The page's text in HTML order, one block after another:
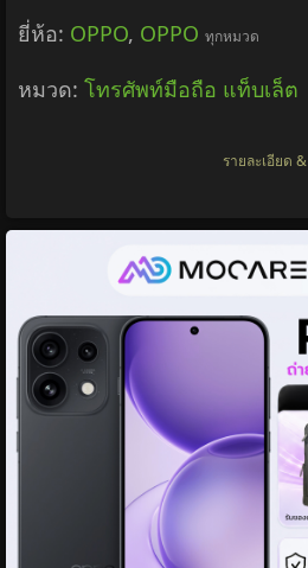
ยี่ห้อ: OPPO, OPPO ทุกหมวด
หมวด: โทรศัพท์มือถือ แท็บเล็ต
รายละเอียด &